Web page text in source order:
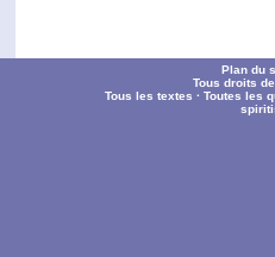
Plan du
Tous droits
Tous les textes ·Toutes les